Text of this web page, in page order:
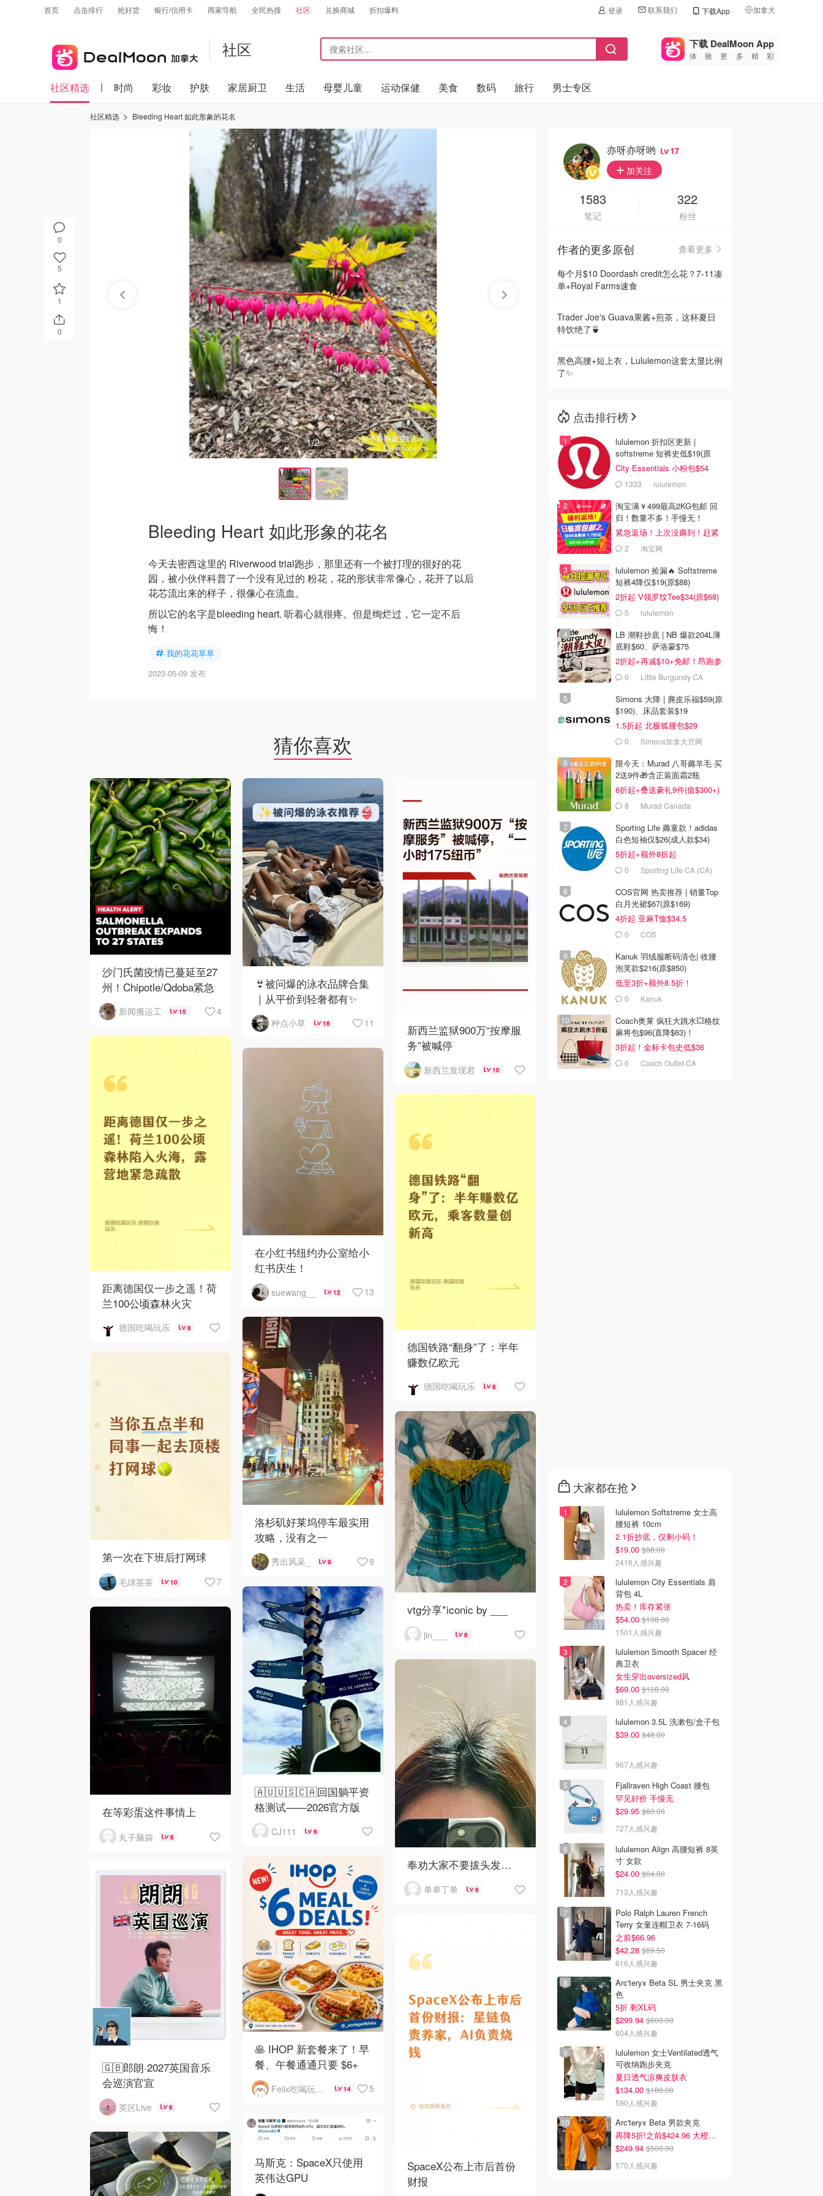
首页 点击排行 抢好货 银行/信用卡 商家导航 全民热搜 社区 兑换商城 折扣爆料 登录 联系我们 下载App 加拿大
🇺🇸
美国
🇨🇳中国
🇮🇹
🇦🇺
🇳🇿新西兰
社区 下载 DealMoon App
体验更多精彩
社区精选 时尚 彩妆 护肤 家居厨卫 生活 母婴儿童 运动保健 美食 数码 旅行 男士专区
0
5
1
0
社区精选 Bleeding Heart 如此形象的花名
1/2
Bleeding Heart 如此形象的花名
今天去密西这里的 Riverwood trial跑步，那里还有一个被打理的很好的花
园，被小伙伴科普了一个没有见过的 粉花，花的形状非常像心，花开了以后
花芯流出来的样子，很像心在流血。
所以它的名字是bleeding heart. 听着心就很疼。但是绚烂过，它一定不后
悔！
我的花花草草
2023-05-09 发布
猜你喜欢
沙门氏菌疫情已蔓延至27
州！Chipotle/Qdoba紧急
下架辣椒
新闻搬运工 15 4
👙被问爆的泳衣品牌合集
｜从平价到轻奢都有✨
种点小草 16 11
新西兰监狱900万“按摩服
务”被喊停
新西兰发现君 10
距离德国仅一步之遥！荷
兰100公顷森林火灾
德国吃喝玩乐 8
在小红书纽约办公室给小
红书庆生！
suewang__ 12 13
德国铁路“翻身”了：半年
赚数亿欧元
德国吃喝玩乐 8
洛杉矶好莱坞停车最实用
攻略，没有之一
秀出风采_ 9 9
第一次在下班后打网球
毛球茶茶 10 7
vtg分享*iconic by ___
jin___ 6
🇦🇺🇺🇸🇨🇦回国躺平资
格测试——2026官方版
CJ111 6
在等彩蛋这件事情上
丸子脑袋 8
奉劝大家不要拔头发…
单单丁单 6
🥞 IHOP 新套餐来了！早
餐、午餐通通只要 $6+
Felix吃喝玩乐不破产 14 5
🇬🇧郎朗·2027英国音乐
会巡演官宣
英区Live 6
SpaceX公布上市后首份
财报
马斯克：SpaceX只使用
英伟达GPU
亦呀亦呀哟 17
加关注
1583
笔记
322
粉丝
作者的更多原创
查看更多
每个月$10 Doordash credit怎么花？7-11凑
单+Royal Farms速食
Trader Joe's Guava果酱+煎茶，这杯夏日
特饮绝了🍵
黑色高腰+短上衣，Lululemon这套太显比例
了✨
点击排行榜
lululemon 折扣区更新 |
softstreme 短裤史低$19(原
$88)
City Essentials 小粉包$54
1333 lululemon
淘宝满￥499最高2KG包邮 回
归！数量不多！手慢无！
紧急返场！上次没薅到！赶紧
冲 2 淘宝网
lululemon 捡漏🔥 Softstreme
短裤4降仅$19(原$88)
2折起 V领罗纹Tee$34(原$68)
5 lululemon
LB 潮鞋抄底 | NB 爆款204L薄
底鞋$60、萨洛蒙$75
2折起+再减$10+免邮！昂跑参
加 0
Little Burgundy CA
Simons 大降 | 麂皮乐福$59(原
$190)、床品套装$19
1.5折起 北极狐腰包$29
0 Simons加拿大官网
限今天：Murad 八哥薅羊毛 买
2送9件🎁含正装面霜2瓶
6折起+叠送豪礼9件(值$300+)
8 Murad Canada
Sporting Life 薅童款！adidas
白色短袖仅$26(成人款$34)
5折起+额外8折起
0 Sporting Life CA (CA)
COS官网 热卖推荐 | 销量Top
白月光裙$67(原$169)
4折起 亚麻T恤$34.5
0 COS
Kanuk 羽绒服断码清仓| 收腰
泡芙款$216(原$850)
低至3折+额外8.5折！
0 Kanuk
Coach奥莱 疯狂大跳水💥格纹
麻将包$96(直降$63)！
3折起！金标卡包史低$36
0 Coach Outlet CA
大家都在抢
lululemon Softstreme 女士高
腰短裤 10cm
2.1折抄底，仅剩小码！
$19.00 $88.00
2416人感兴趣
lululemon City Essentials 肩
背包 4L
热卖！库存紧张
$54.00 $108.00
1501人感兴趣
lululemon Smooth Spacer 经
典卫衣
女生穿出oversized风
$69.00 $128.00
981人感兴趣
lululemon 3.5L 洗漱包/盒子包
$39.00 $48.00
967人感兴趣
Fjallraven High Coast 腰包
罕见好价 手慢无
$29.95 $60.00
727人感兴趣
lululemon Align 高腰短裤 8英
寸 女款
$24.00 $64.00
713人感兴趣
Polo Ralph Lauren French
Terry 女童连帽卫衣 7-16码
之前$66.96
$42.28 $89.50
616人感兴趣
Arc'teryx Beta SL 男士夹克 黑
色
5折 剩XL码
$299.94 $600.00
604人感兴趣
lululemon 女士Ventilated透气
可收纳跑步夹克
夏日透气凉爽皮肤衣
$134.00 $188.00
590人感兴趣
Arc'teryx Beta 男款夹克
再降5折!之前$424.96 大橙子好显白 蹲补
$249.94 $500.00
570人感兴趣